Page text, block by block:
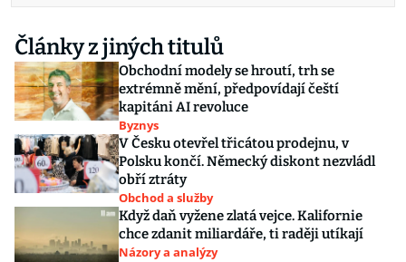
Články z jiných titulů
Obchodní modely se hroutí, trh se
extrémně mění, předpovídají čeští
kapitáni AI revoluce
Byznys
V Česku otevřel třicátou prodejnu, v
Polsku končí. Německý diskont nezvládl
obří ztráty
Obchod a služby
Když daň vyžene zlatá vejce. Kalifornie
chce zdanit miliardáře, ti raději utíkají
Názory a analýzy